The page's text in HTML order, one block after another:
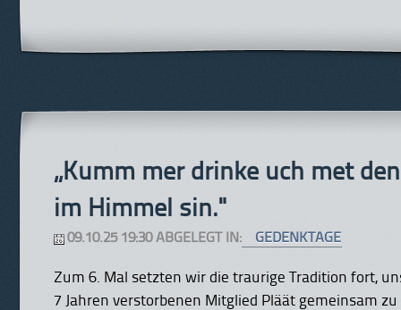
„Kumm mer drinke uch met
im Himmel sin."
09.10.25 19:30 ABGELEGT IN: GEDENKTAGE
Zum 6. Mal setzten wir die traurige Tradition fort,
7 Jahren verstorbenen Mitglied Pläät gemeinsam zu